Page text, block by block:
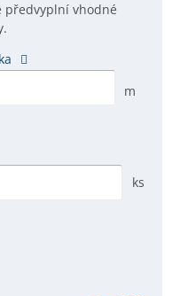
předvyplní vhodné
m
ks